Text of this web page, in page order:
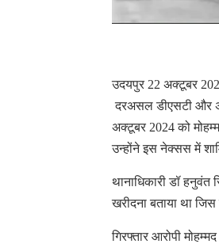
उदयपुर 22 अक्टूबर
दरअसल डीएसटी और
अक्टूबर 2024 को
उन्होंने इस नेक्सस में
थानाधिकारी डॉ हनुवंत
खरीदना बताया था
गिरफ्तार आरोपी